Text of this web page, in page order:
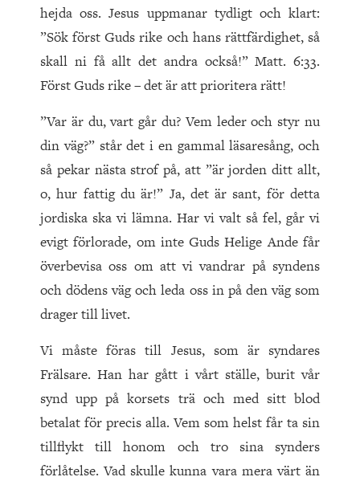
hejda oss. Jesus uppmanar tydligt och klart:
”Sök först Guds rike och hans rättfärdighet, så
skall ni få allt det andra också!” Matt. 6:33.
Först Guds rike – det är att prioritera rätt!
”Var är du, vart går du? Vem leder och styr nu
din väg?” står det i en gammal läsaresång, och
så pekar nästa strof på, att ”är jorden ditt allt,
o, hur fattig du är!” Ja, det är sant, för detta
jordiska ska vi lämna. Har vi valt så fel, går vi
evigt förlorade, om inte Guds Helige Ande får
överbevisa oss om att vi vandrar på syndens
och dödens väg och leda oss in på den väg som
drager till livet.
Vi måste föras till Jesus, som är syndares
Frälsare. Han har gått i vårt ställe, burit vår
synd upp på korsets trä och med sitt blod
betalat för precis alla. Vem som helst får ta sin
tillflykt till honom och tro sina synders
förlåtelse. Vad skulle kunna vara mera värt än